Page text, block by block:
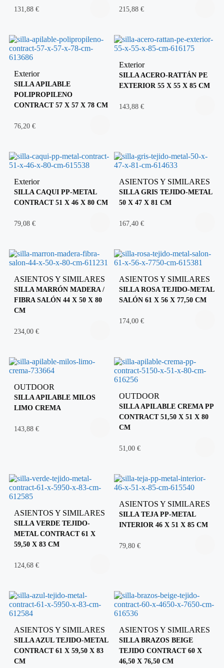
131,88 € 215,88 €
Exterior
SILLA APILABLE
POLIPROPILENO
CONTRACT 57 X 57 X 78 CM
76,20 €
Exterior
SILLA ACERO-RATTÁN PE
EXTERIOR 55 X 55 X 85 CM
143,88 €
Exterior
SILLA CAQUI PP-METAL
CONTRACT 51 X 46 X 80 CM
79,08 €
ASIENTOS Y SIMILARES
SILLA GRIS TEJIDO-METAL
50 X 47 X 81 CM
167,40 €
ASIENTOS Y SIMILARES
SILLA MARRÓN MADERA /
FIBRA SALÓN 44 X 50 X 80
CM
234,00 €
ASIENTOS Y SIMILARES
SILLA ROSA TEJIDO-METAL
SALÓN 61 X 56 X 77,50 CM
174,00 €
OUTDOOR
SILLA APILABLE MILOS
LIMO CREMA
143,88 €
OUTDOOR
SILLA APILABLE CREMA PP
CONTRACT 51,50 X 51 X 80
CM
51,00 €
ASIENTOS Y SIMILARES
SILLA VERDE TEJIDO-
METAL CONTRACT 61 X
59,50 X 83 CM
124,68 €
ASIENTOS Y SIMILARES
SILLA TEJA PP-METAL
INTERIOR 46 X 51 X 85 CM
79,80 €
ASIENTOS Y SIMILARES
SILLA AZUL TEJIDO-METAL
CONTRACT 61 X 59,50 X 83
CM
ASIENTOS Y SIMILARES
SILLA BRAZOS BEIGE
TEJIDO CONTRACT 60 X
46,50 X 76,50 CM